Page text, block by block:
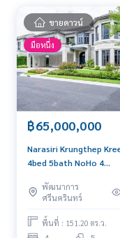
ขายดาวน์
มือหนึ่ง
฿65,000,000
Narasiri Krungthep
4bed 5bath NoHo 4
Am: 0656199198
พัฒนาการ
ศรีนครินทร์
พื้นที่ : 151.20 ตร.ว.